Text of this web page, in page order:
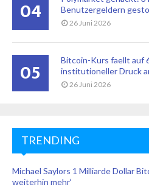
04
Benutzergeldern
26 Juni 2026
05
Bitcoin-Kurs faellt auf
institutioneller Druck
26 Juni 2026
TRENDING
Michael Saylors 1 Milliarde Dollar
weiterhin mehr‘